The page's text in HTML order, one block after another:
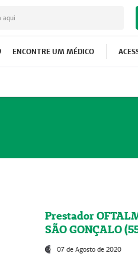
aqui
ENCONTRE UM MÉDICO
Prestador
SÃO GONÇALO
07 de Agosto de 2020